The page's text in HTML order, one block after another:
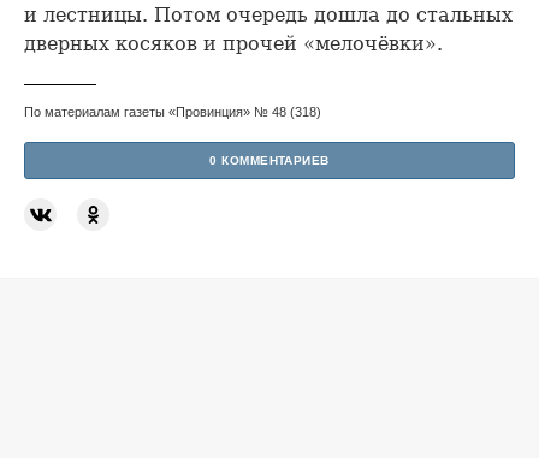
и лестницы. Потом очередь дошла до стальных
дверных косяков и прочей «мелочёвки».
По материалам газеты «Провинция» № 48 (318)
0 КОММЕНТАРИЕВ